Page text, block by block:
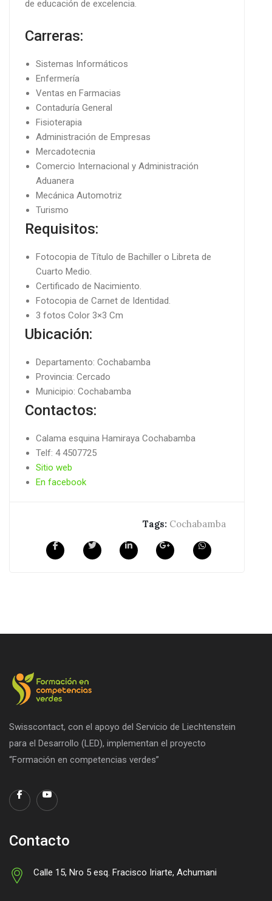
de educación de excelencia.
Carreras:
Sistemas Informáticos
Enfermería
Ventas en Farmacias
Contaduría General
Fisioterapia
Administración de Empresas
Mercadotecnia
Comercio Internacional y Administración
Aduanera
Mecánica Automotriz
Turismo
Requisitos:
Fotocopia de Título de Bachiller o Libreta de
Cuarto Medio.
Certificado de Nacimiento.
Fotocopia de Carnet de Identidad.
3 fotos Color 3×3 Cm
Ubicación:
Departamento: Cochabamba
Provincia: Cercado
Municipio: Cochabamba
Contactos:
Calama esquina Hamiraya Cochabamba
Telf: 4 4507725
Sitio web
En facebook
Tags: Cochabamba
Swisscontact, con el apoyo del Servicio de Liechtenstein
para el Desarrollo (LED), implementan el proyecto
“Formación en competencias verdes”
Contacto
Calle 15, Nro 5 esq. Fracisco Iriarte, Achumani